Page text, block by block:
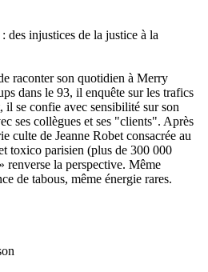
des injustices de la justice à la
raconter son quotidien à Merry
dans le 93, il enquête sur les trafics
il se confie avec sensibilité sur son
ses collègues et ses "clients". Après
culte de Jeanne Robet consacrée au
toxico parisien (plus de 300 000
renverse la perspective. Même
de tabous, même énergie rares.